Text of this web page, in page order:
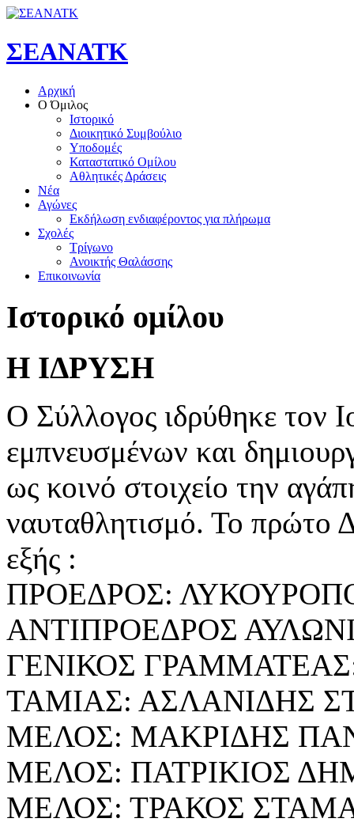
ΣΕΑΝΑΤΚ
Αρχική
Ο Όμιλος
Ιστορικό
Διοικητικό Συμβούλιο
Υποδομές
Καταστατικό Ομίλου
Αθλητικές Δράσεις
Νέα
Αγώνες
Εκδήλωση ενδιαφέροντος για πλήρωμα
Σχολές
Τρίγωνο
Ανοικτής Θαλάσσης
Επικοινωνία
Ιστορικό ομίλου
Η ΙΔΡΥΣΗ
Ο Σύλλογος ιδρύθηκε τον
εμπνευσμένων και
ως κοινό στοιχείο την
ναυταθλητισμό. Το πρώτο
εξής :
ΠΡΟΕΔΡΟΣ:
ΑΝΤΙΠΡΟΕΔΡΟΣ
ΓΕΝΙΚΟΣ
ΤΑΜΙΑΣ: ΑΣΛΑΝΙΔΗΣ
ΜΕΛΟΣ: ΜΑΚΡΙΔΗΣ
ΜΕΛΟΣ: ΠΑΤΡΙΚΙΟΣ
ΜΕΛΟΣ: ΤΡΑΚΟΣ